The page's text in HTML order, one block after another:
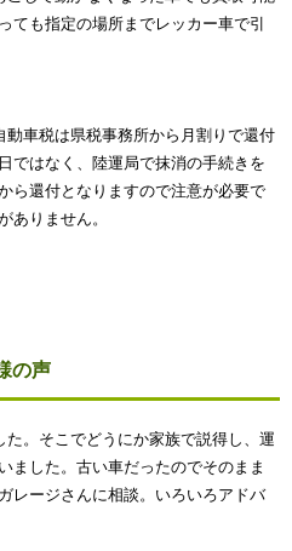
ても指定の場所までレッカー車で引
車税は県税事務所から月割りで還付
ではなく、陸運局で抹消の手続きを
ら還付となりますので注意が必要で
ありません。
の声
。そこでどうにか家族で説得し、運
ました。古い車だったのでそのまま
レージさんに相談。いろいろアドバ